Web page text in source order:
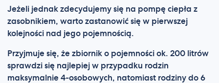
Jeżeli jednak zdecydujemy się na pompę ciepła z
zasobnikiem, warto zastanowić się w pierwszej
kolejności nad jego pojemnością.
Przyjmuje się, że zbiornik o pojemności ok. 200 litrów
sprawdzi się najlepiej w przypadku rodzin
maksymalnie 4-osobowych, natomiast rodziny do 6